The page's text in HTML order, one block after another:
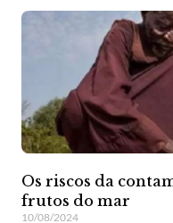
Os riscos da
frutos do mar
10/08/2024